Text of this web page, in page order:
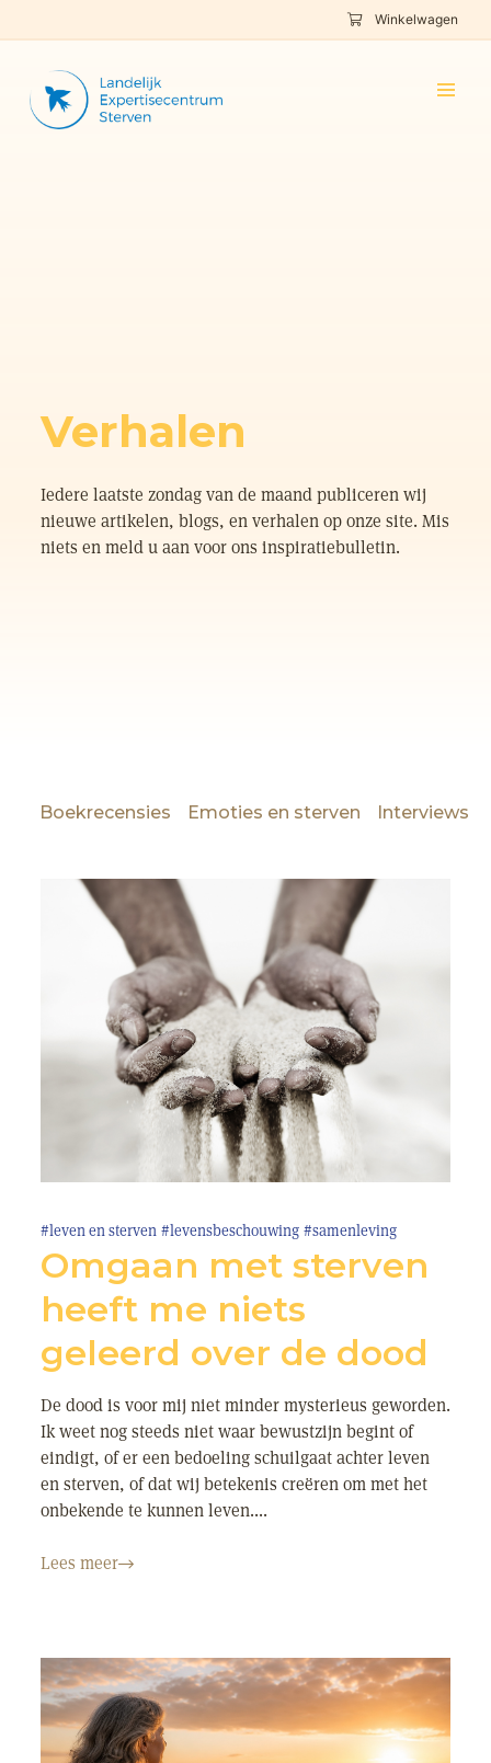
Winkelwagen
Verhalen
Iedere laatste zondag van de maand publiceren wij
nieuwe artikelen, blogs, en verhalen op onze site. Mis
niets en meld u aan voor ons inspiratiebulletin.
Boekrecensies Emoties en sterven Interviews
#leven en sterven #levensbeschouwing #samenleving
Omgaan met sterven
heeft me niets
geleerd over de dood
De dood is voor mij niet minder mysterieus geworden.
Ik weet nog steeds niet waar bewustzijn begint of
eindigt, of er een bedoeling schuilgaat achter leven
en sterven, of dat wij betekenis creëren om met het
onbekende te kunnen leven....
Lees meer